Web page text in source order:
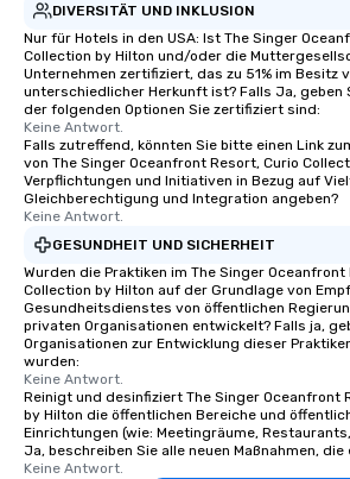
DIVERSITÄT UND INKLUSION
Nur für Hotels in den USA: Ist The Singer
Collection by Hilton und/oder die
Unternehmen zertifiziert, das zu 51% im Besitz
unterschiedlicher Herkunft ist? Falls Ja, geben
der folgenden Optionen Sie zertifiziert sind:
Keine Antwort.
Falls zutreffend, könnten Sie bitte einen Link
von The Singer Oceanfront Resort, Curio
Verpflichtungen und Initiativen in Bezug auf
Gleichberechtigung und Integration angeben?
Keine Antwort.
GESUNDHEIT UND SICHERHEIT
Wurden die Praktiken im The Singer Oceanfront
Collection by Hilton auf der Grundlage von
Gesundheitsdienstes von öffentlichen
privaten Organisationen entwickelt? Falls ja,
Organisationen zur Entwicklung dieser
wurden:
Keine Antwort.
Reinigt und desinfiziert The Singer Oceanfront
by Hilton die öffentlichen Bereiche und
Einrichtungen (wie: Meetingräume,
Ja, beschreiben Sie alle neuen Maßnahmen,
Keine Antwort.